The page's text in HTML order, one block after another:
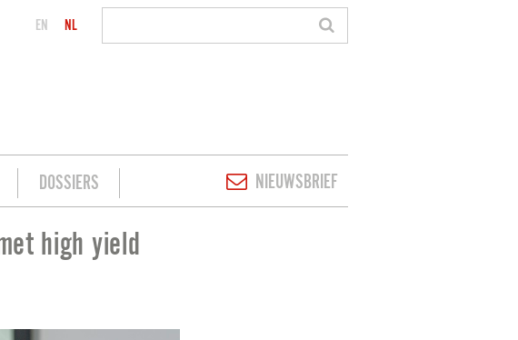
EN NL
DOSSIERS NIEUWSBRIEF
high yield